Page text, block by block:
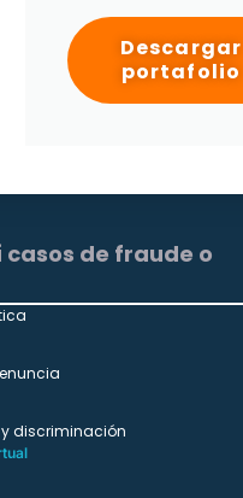
Descargar
portafolio
de fraude o
discriminación